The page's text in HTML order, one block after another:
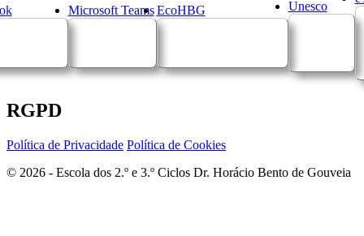
Microsoft Teams EcoHBG Unesco
RGPD
Política de Privacidade Política de Cookies
© 2026 - Escola dos 2.º e 3.º Ciclos Dr. Horácio Bento de Gouveia